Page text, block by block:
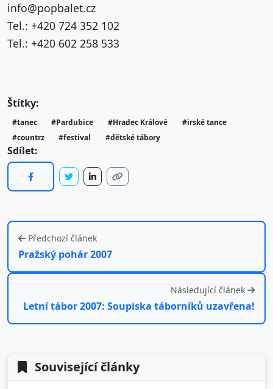
info@popbalet.cz
Tel.: +420 724 352 102
Tel.: +420 602 258 533
Štítky:
#tanec #Pardubice #Hradec Králové
#irské tance
#countrz
#festival #dětské tábory
Sdílet:
Předchozí článek
Pražský pohár 2007
Následující článek
Letní tábor 2007: Soupiska táborníků uzavřena!
Související články